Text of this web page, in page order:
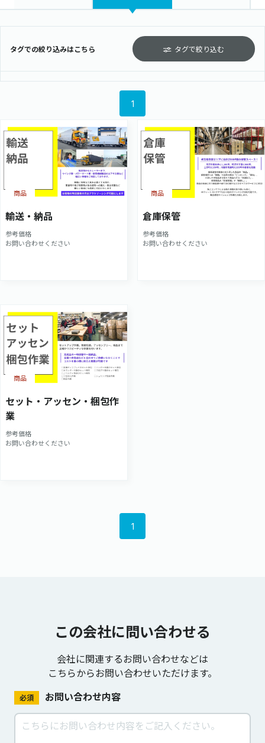
タグでの絞り込みはこちら タグで絞り込む
1
輸送・納品
参考価格
お問い合わせください
商品
倉庫保管
参考価格
お問い合わせください
商品
セット・アッセン・梱包作
業
参考価格
お問い合わせください
商品
1
この会社に問い合わせる
会社に関連するお問い合わせなどは
こちらからお問い合わせいただけます。
必須 お問い合わせ内容